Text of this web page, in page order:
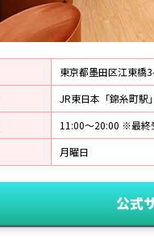
東京都墨田区江東橋
JR東日本「錦糸町駅
11:00〜20:00 ※最終
月曜日
公式